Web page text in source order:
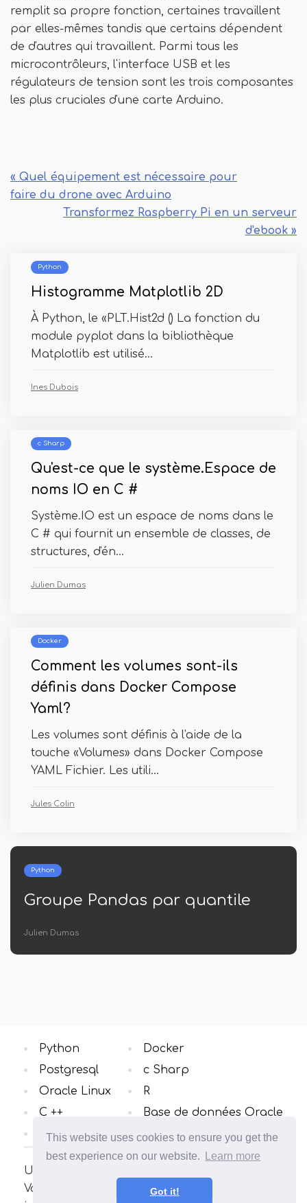
This website uses cookies to ensure you get the
best experience on our website.
Learn more
Got it!
remplit sa propre fonction, certaines travaillent
par elles-mêmes tandis que certains dépendent
de d'autres qui travaillent. Parmi tous les
microcontrôleurs, l'interface USB et les
régulateurs de tension sont les trois composantes
les plus cruciales d'une carte Arduino.
« Quel équipement est nécessaire pour
faire du drone avec Arduino
Transformez Raspberry Pi en un serveur
d'ebook »
Python
Histogramme Matplotlib 2D
À Python, le «PLT.Hist2d () La fonction du
module pyplot dans la bibliothèque
Matplotlib est utilisé...
Ines Dubois
c Sharp
Qu'est-ce que le système.Espace de
noms IO en C #
Système.IO est un espace de noms dans le
C # qui fournit un ensemble de classes, de
structures, d'én...
Julien Dumas
Docker
Comment les volumes sont-ils
définis dans Docker Compose
Yaml?
Les volumes sont définis à l'aide de la
touche «Volumes» dans Docker Compose
YAML Fichier. Les utili...
Jules Colin
quantile Pandas au latex
Un site sur le système d'exploitation Linux.
Vous trouverez ici de nombreux articles
Python
Postgresql
Oracle Linux
C ++
Windows OS
Docker
c Sharp
R
Base de données Oracle
Toutes catégories